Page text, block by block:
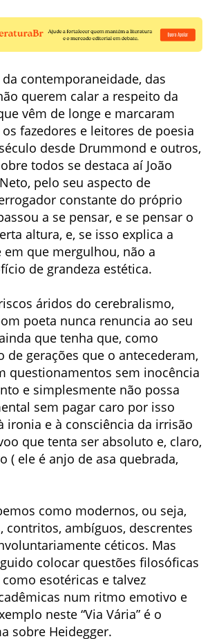
contemporaneidade, das
querem calar a respeito da
vêm de longe e marcaram
fazedores e leitores de poesia
desde Drummond e outros,
todos se destaca aí João
pelo seu aspecto de
constante do próprio
a se pensar, e se pensar o
altura, e, se isso explica a
que mergulhou, não a
de grandeza estética.
áridos do cerebralismo,
poeta nunca renuncia ao seu
que tenha que, como
de gerações que o antecederam,
questionamentos sem inocência
e simplesmente não possa
sem pagar caro por isso
ironia e à consciência da irrisão
que tenta ser absoluto e, claro,
( ele é anjo de asa quebrada,
como modernos, ou seja,
contritos, ambíguos, descrentes
céticos. Mas
colocar questões filosóficas
esotéricas e talvez
num ritmo emotivo e
neste “Via Vária” é o
sobre Heidegger.